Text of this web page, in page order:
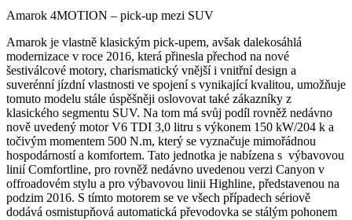
Amarok 4MOTION – pick-up mezi SUV
Amarok je vlastně klasickým pick-upem, avšak dalekosáhlá
modernizace v roce 2016, která přinesla přechod na nové
šestiválcové motory, charismatický vnější i vnitřní design a
suverénní jízdní vlastnosti ve spojení s vynikající kvalitou, umožňuje
tomuto modelu stále úspěšněji oslovovat také zákazníky z
klasického segmentu SUV. Na tom má svůj podíl rovněž nedávno
nově uvedený motor V6 TDI 3,0 litru s výkonem 150 kW/204 k a
točivým momentem 500 N.m, který se vyznačuje mimořádnou
hospodárností a komfortem. Tato jednotka je nabízena s výbavovou
linií Comfortline, pro rovněž nedávno uvedenou verzi Canyon v
offroadovém stylu a pro výbavovou linii Highline, představenou na
podzim 2016. S tímto motorem se ve všech případech sériově
dodává osmistupňová automatická převodovka se stálým pohonem